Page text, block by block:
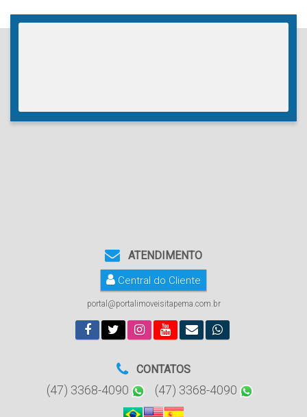
ATENDIMENTO
Central do Cliente
portal@portalimoveisitapema.com.br
CONTATOS
(47) 3368-4090 (47) 3368-4090